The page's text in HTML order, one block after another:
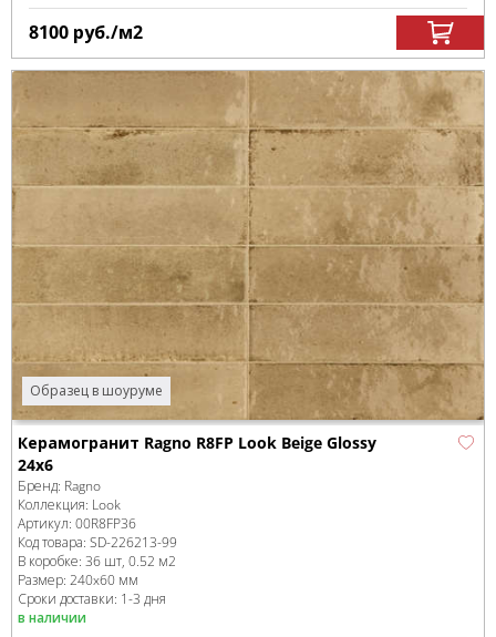
8100 руб./м2
Образец в шоуруме
Керамогранит Ragno R8FP Look Beige Glossy
24x6
Бренд: Ragno
Коллекция: Look
Артикул: 00R8FP36
Код товара: SD-226213-99
В коробке: 36 шт, 0.52 м2
Размер: 240x60 мм
Сроки доставки: 1-3 дня
в наличии